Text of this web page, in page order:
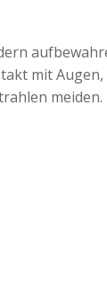
mit
meiden.